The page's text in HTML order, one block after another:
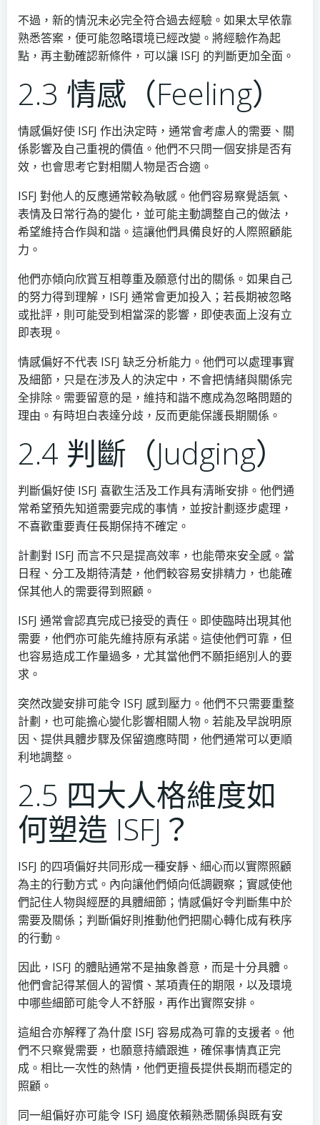
不過，新的情況未必完全符合過去經驗。如果太早依靠
熟悉答案，便可能忽略環境已經改變。將經驗作為起
點，再主動確認新條件，可以讓 ISFJ 的判斷更加全面。
2.3 情感（Feeling）
情感偏好使 ISFJ 作出決定時，通常會考慮人的需要、關
係影響及自己重視的價值。他們不只問一個安排是否有
效，也會思考它對相關人物是否合適。
ISFJ 對他人的反應通常較為敏感。他們容易察覺語氣、
表情及日常行為的變化，並可能主動調整自己的做法，
希望維持合作與和諧。這讓他們具備良好的人際照顧能
力。
他們亦傾向欣賞互相尊重及願意付出的關係。如果自己
的努力得到理解，ISFJ 通常會更加投入；若長期被忽略
或批評，則可能受到相當深的影響，即使表面上沒有立
即表現。
情感偏好不代表 ISFJ 缺乏分析能力。他們可以處理事實
及細節，只是在涉及人的決定中，不會把情緒與關係完
全排除。需要留意的是，維持和諧不應成為忽略問題的
理由。有時坦白表達分歧，反而更能保護長期關係。
2.4 判斷（Judging）
判斷偏好使 ISFJ 喜歡生活及工作具有清晰安排。他們通
常希望預先知道需要完成的事情，並按計劃逐步處理，
不喜歡重要責任長期保持不確定。
計劃對 ISFJ 而言不只是提高效率，也能帶來安全感。當
日程、分工及期待清楚，他們較容易安排精力，也能確
保其他人的需要得到照顧。
ISFJ 通常會認真完成已接受的責任。即使臨時出現其他
需要，他們亦可能先維持原有承諾。這使他們可靠，但
也容易造成工作量過多，尤其當他們不願拒絕別人的要
求。
突然改變安排可能令 ISFJ 感到壓力。他們不只需要重整
計劃，也可能擔心變化影響相關人物。若能及早說明原
因、提供具體步驟及保留適應時間，他們通常可以更順
利地調整。
2.5 四大人格維度如
何塑造 ISFJ？
ISFJ 的四項偏好共同形成一種安靜、細心而以實際照顧
為主的行動方式。內向讓他們傾向低調觀察；實感使他
們記住人物與經歷的具體細節；情感偏好令判斷集中於
需要及關係；判斷偏好則推動他們把關心轉化成有秩序
的行動。
因此，ISFJ 的體貼通常不是抽象善意，而是十分具體。
他們會記得某個人的習慣、某項責任的期限，以及環境
中哪些細節可能令人不舒服，再作出實際安排。
這組合亦解釋了為什麼 ISFJ 容易成為可靠的支援者。他
們不只察覺需要，也願意持續跟進，確保事情真正完
成。相比一次性的熱情，他們更擅長提供長期而穩定的
照顧。
同一組偏好亦可能令 ISFJ 過度依賴熟悉關係與既有安